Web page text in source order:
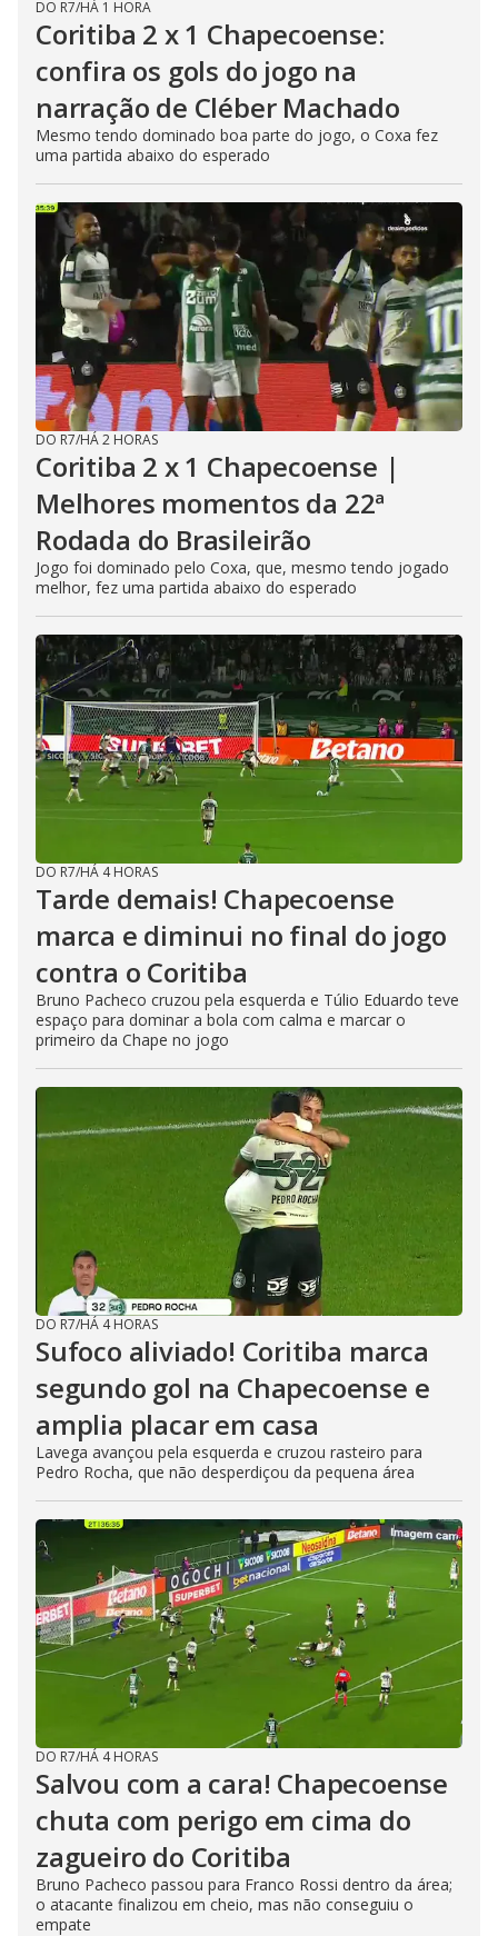
DO R7/HÁ 1 HORA
Coritiba 2 x 1 Chapecoense:
confira os gols do jogo na
narração de Cléber Machado
Mesmo tendo dominado boa parte do jogo, o Coxa fez
uma partida abaixo do esperado
DO R7/HÁ 2 HORAS
Coritiba 2 x 1 Chapecoense |
Melhores momentos da 22ª
Rodada do Brasileirão
Jogo foi dominado pelo Coxa, que, mesmo tendo jogado
melhor, fez uma partida abaixo do esperado
DO R7/HÁ 4 HORAS
Tarde demais! Chapecoense
marca e diminui no final do jogo
contra o Coritiba
Bruno Pacheco cruzou pela esquerda e Túlio Eduardo teve
espaço para dominar a bola com calma e marcar o
primeiro da Chape no jogo
DO R7/HÁ 4 HORAS
Sufoco aliviado! Coritiba marca
segundo gol na Chapecoense e
amplia placar em casa
Lavega avançou pela esquerda e cruzou rasteiro para
Pedro Rocha, que não desperdiçou da pequena área
DO R7/HÁ 4 HORAS
Salvou com a cara! Chapecoense
chuta com perigo em cima do
zagueiro do Coritiba
Bruno Pacheco passou para Franco Rossi dentro da área;
o atacante finalizou em cheio, mas não conseguiu o
empate